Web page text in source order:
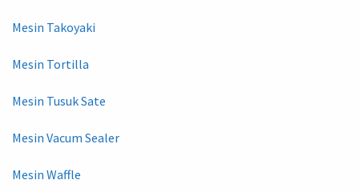
Mesin Takoyaki
Mesin Tortilla
Mesin Tusuk Sate
Mesin Vacum Sealer
Mesin Waffle